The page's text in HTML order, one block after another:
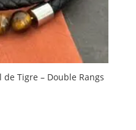
Tigre – Double Rangs